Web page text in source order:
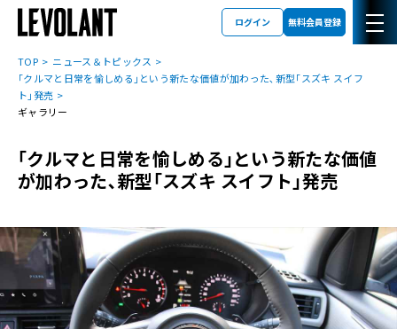
ログイン 無料会員登録
TOP
ニュース＆トピックス
｢クルマと日常を愉しめる｣という新たな価値が加わった､新型｢スズキ スイフ
ト｣発売
ギャラリー
｢クルマと日常を愉しめる｣という新たな価値
が加わった､新型｢スズキ スイフト｣発売